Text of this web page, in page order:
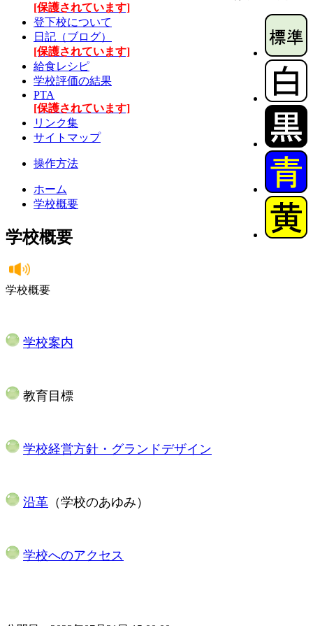
[保護されています]
登下校について
日記（ブログ）
[保護されています]
給食レシピ
学校評価の結果
PTA
[保護されています]
リンク集
サイトマップ
操作方法
ホーム
学校概要
学校概要
学校概要
学校案内
​ 教育目標
学校経営方針・グランドデザイン
沿革 （学校のあゆみ）
学校へのアクセス